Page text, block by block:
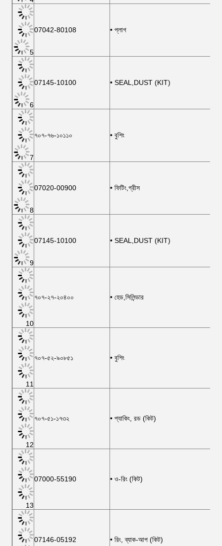
5
07042-80108 • প্লাগ
6
07145-10100 • SEAL,DUST (KIT)
7
৭০৭-৭৬-১০১১০ • বুশিং
8
07020-00900 • ফিটিং,গ্রীস
9
07145-10100 • SEAL,DUST (KIT)
10
৭০৭-২৭-২০৪০০ • হেড,সিলিন্ডার
11
৭০৭-৫২-৯০৮৫১ • বুশিং
12
৭০৭-৫১-১৭৩২ • প্যাকিং, রড (কিট)
13
07000-55190 • ও-রিং (কিট)
07146-05192 • রিং, ব্যাক-আপ (কিট)